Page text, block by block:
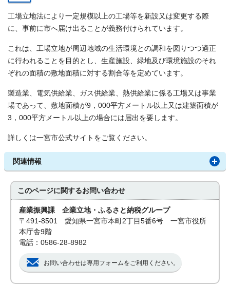
工場立地法により一定規模以上の工場等を新設又は変更する際
に、事前に市へ届け出ることが義務付けられています。
これは、工場立地が周辺地域の生活環境との調和を図りつつ適正
に行われることを目的とし、生産施設、緑地及び環境施設のそれ
ぞれの面積の敷地面積に対する割合等を定めています。
製造業、電気供給業、ガス供給業、熱供給業に係る工場又は事業
場であって、敷地面積が9，000平方メートル以上又は建築面積が
3，000平方メートル以上の場合には届出を要します。
詳しくは一宮市公式サイトをご覧ください。
関連情報
このページに関するお問い合わせ
産業振興課 企業立地・ふるさと納税グループ
〒491-8501 愛知県一宮市本町2丁目5番6号 一宮市役所
本庁舎9階
電話：0586-28-8982
お問い合わせは専用フォームをご利用ください。